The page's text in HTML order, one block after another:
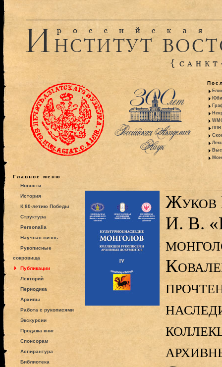
ППВ
Главное меню
Новости
История
К 80-летию Победы
Структура
Personalia
Научная жизнь
Рукописные
сокровища
Публикации
Лекторий
Периодика
Архивы
Работа с рукописями
Экскурсии
Продажа книг
Спонсорам
Аспирантура
Библиотека
Жуков
И. В.